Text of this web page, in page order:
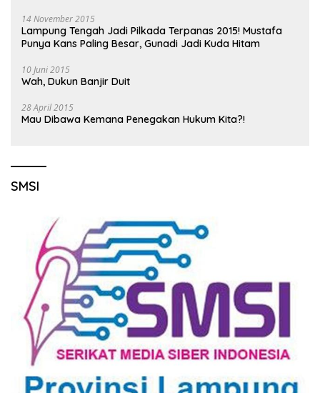
14 November 2015
Lampung Tengah Jadi Pilkada Terpanas 2015! Mustafa
Punya Kans Paling Besar, Gunadi Jadi Kuda Hitam
10 Juni 2015
Wah, Dukun Banjir Duit
28 April 2015
Mau Dibawa Kemana Penegakan Hukum Kita?!
SMSI